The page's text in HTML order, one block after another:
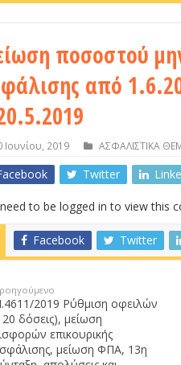
ποσοστού
από
Ιουνίου, 2019 ΑΣΦΑΛΙΣΤΙΚΑ
Twitter
to be logged in to view this
Facebook Twitter
2019 Ρύθμιση οφειλών
δόσεις), μείωση
επικουρικής
μείωση ΦΠΑ, 13η